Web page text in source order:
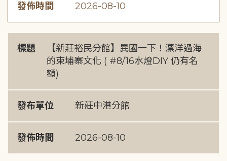
發佈時間 2026-08-10
標題
【新莊裕民分館】異國一下！漂洋過海
的柬埔寨文化 ( #8/16水燈DIY 仍有名
額)
發布單位 新莊中港分館
發佈時間 2026-08-10